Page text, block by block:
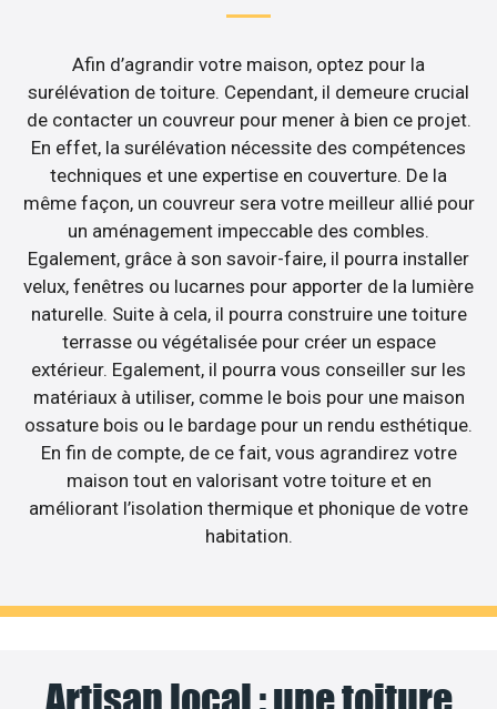
Afin d’agrandir votre maison, optez pour la
surélévation de toiture. Cependant, il demeure crucial
de contacter un couvreur pour mener à bien ce projet.
En effet, la surélévation nécessite des compétences
techniques et une expertise en couverture. De la
même façon, un couvreur sera votre meilleur allié pour
un aménagement impeccable des combles.
Egalement, grâce à son savoir-faire, il pourra installer
velux, fenêtres ou lucarnes pour apporter de la lumière
naturelle. Suite à cela, il pourra construire une toiture
terrasse ou végétalisée pour créer un espace
extérieur. Egalement, il pourra vous conseiller sur les
matériaux à utiliser, comme le bois pour une maison
ossature bois ou le bardage pour un rendu esthétique.
En fin de compte, de ce fait, vous agrandirez votre
maison tout en valorisant votre toiture et en
améliorant l’isolation thermique et phonique de votre
habitation.
Artisan local : une toiture